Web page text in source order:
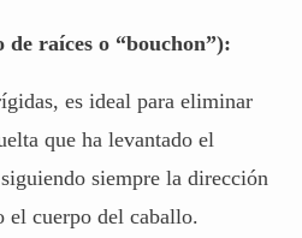
raíces o “bouchon”):
es ideal para eliminar
que ha levantado el
siempre la dirección
el cuerpo del caballo.